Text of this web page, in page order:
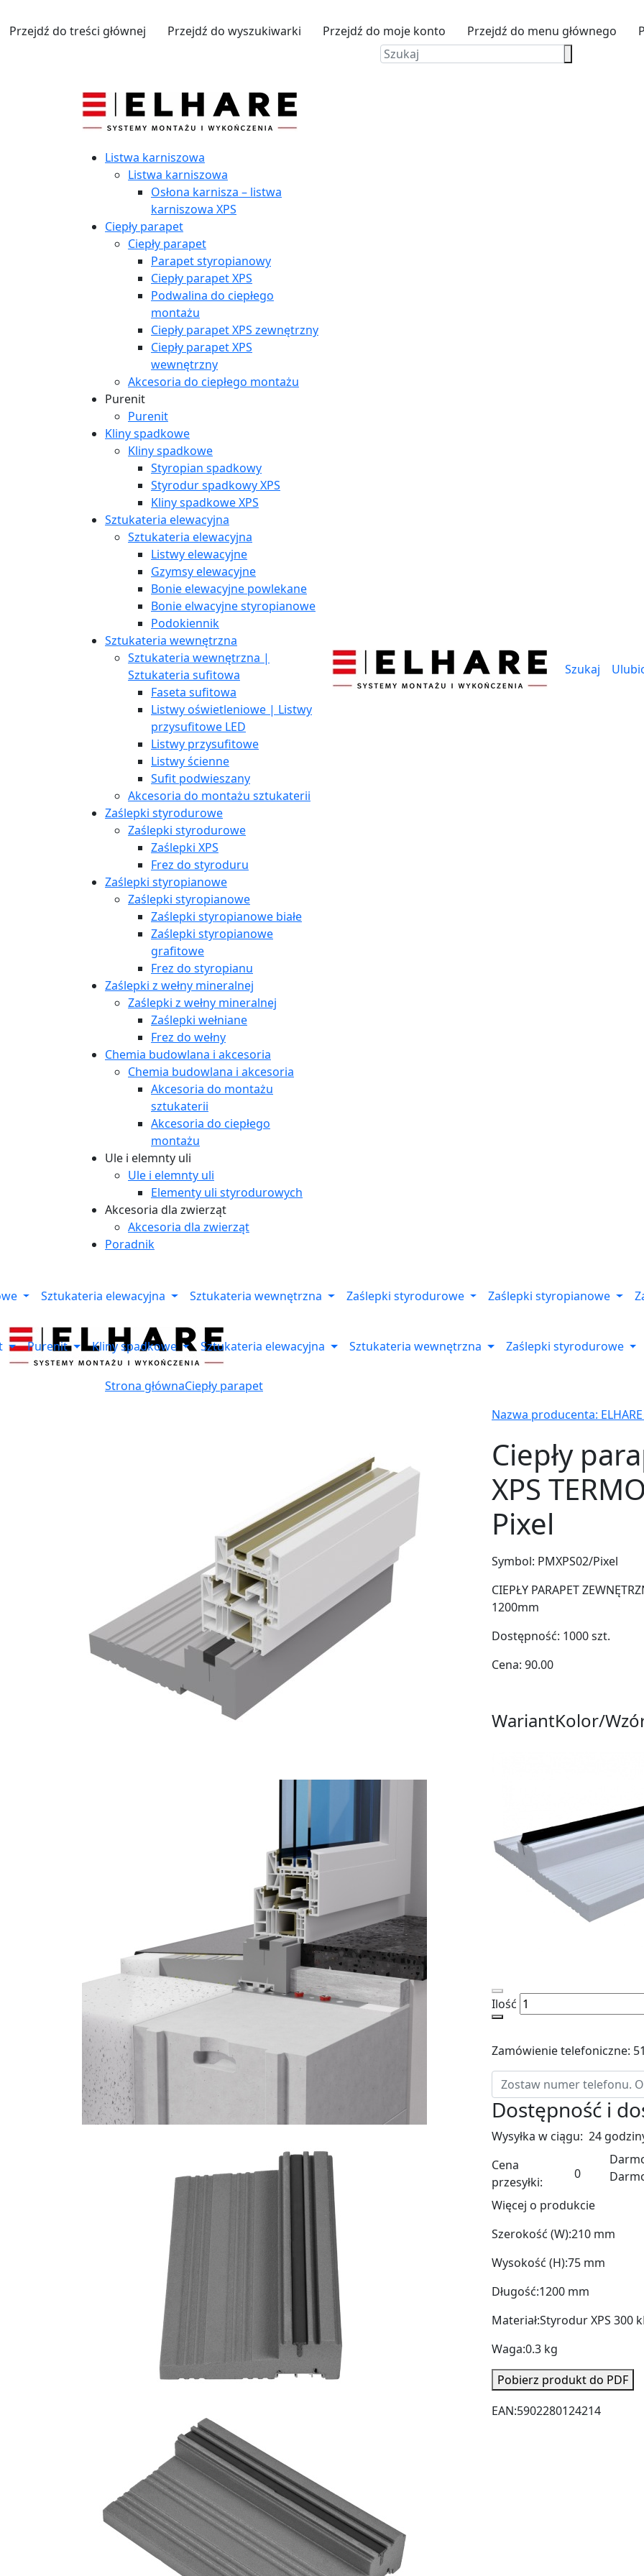
Przejdź do treści głównej Przejdź do wyszukiwarki Przejdź do moje konto Przejdź do menu głównego
Listwa karniszowa
Listwa karniszowa
Osłona karnisza – listwa
karniszowa XPS
Ciepły parapet
Ciepły parapet
Parapet styropianowy
Ciepły parapet XPS
Podwalina do ciepłego
montażu
Ciepły parapet XPS zewnętrzny
Ciepły parapet XPS
wewnętrzny
Akcesoria do ciepłego montażu
Purenit
Purenit
Kliny spadkowe
Kliny spadkowe
Styropian spadkowy
Styrodur spadkowy XPS
Kliny spadkowe XPS
Sztukateria elewacyjna
Sztukateria elewacyjna
Listwy elewacyjne
Gzymsy elewacyjne
Bonie elewacyjne powlekane
Bonie elwacyjne styropianowe
Podokiennik
Sztukateria wewnętrzna
Sztukateria wewnętrzna |
Sztukateria sufitowa
Faseta sufitowa
Listwy oświetleniowe | Listwy
przysufitowe LED
Listwy przysufitowe
Listwy ścienne
Sufit podwieszany
Akcesoria do montażu sztukaterii
Zaślepki styrodurowe
Zaślepki styrodurowe
Zaślepki XPS
Frez do styroduru
Zaślepki styropianowe
Zaślepki styropianowe
Zaślepki styropianowe białe
Zaślepki styropianowe
grafitowe
Frez do styropianu
Zaślepki z wełny mineralnej
Zaślepki z wełny mineralnej
Zaślepki wełniane
Frez do wełny
Chemia budowlana i akcesoria
Chemia budowlana i akcesoria
Akcesoria do montażu
sztukaterii
Akcesoria do ciepłego
montażu
Ule i elemnty uli
Ule i elemnty uli
Elementy uli styrodurowych
Akcesoria dla zwierząt
Akcesoria dla zwierząt
Poradnik
Szukaj
Sztukateria elewacyjna Sztukateria wewnętrzna Zaślepki styrodurowe Zaślepki styropianowe
Purenit Kliny spadkowe Sztukateria elewacyjna Sztukateria wewnętrzna Zaślepki styrodurowe
Strona głównaCiepły parapet
Nazwa producenta: ELHARE
Ciepły
XPS
Pixel
Symbol: PMXPS02/Pixel
CIEPŁY PARAPET
1200mm
Dostępność: 1000szt.
Cena: 90.00
WariantKolor/
Ilość
Zamówienie telefoniczne:
Dostępność i
Wysyłka w ciągu: 24
Cena
przesyłki:
0
Więcej o produkcie
Szerokość (W):210 mm
Wysokość (H):75 mm
Długość:1200 mm
Materiał:Styrodur XPS 300
Waga:0.3 kg
Pobierz produkt do PDF
EAN:5902280124214